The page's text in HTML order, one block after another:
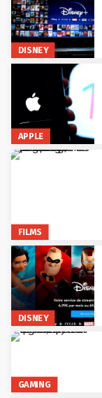
DISNEY
APPLE
FILMS
DISNEY
GAMING